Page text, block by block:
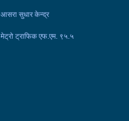
आसरा सुधार केन्द्र
मेट्रो ट्राफिक एफ.एम. ९५.५